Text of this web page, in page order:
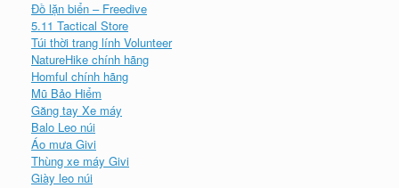
HotgameStore.com
Khăn Tubb Đa Năng
Patch dán Balo
Dụng cụ đa năng / Tool
Basecamp VN
Ngoc Sang Diver
Liên hệ mua hàng